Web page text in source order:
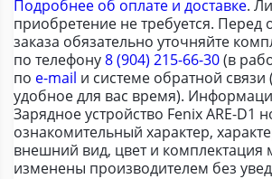
Подробнее об оплате и доставке.
приобретение не требуется.
заказа обязательно уточняйте
по телефону8 (904) 215-66-30(в
по e-mail и системе обратной
удобное для вас время).
Зарядное устройство Fenix ARE-D1
ознакомительный характер,
внешний вид, цвет и комплектация
изменены производителем без